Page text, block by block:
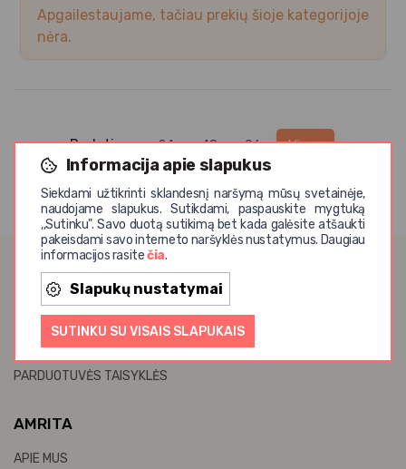
Informacija apie slapukus
Siekdami užtikrinti sklandesnį naršymą mūsų svetainėje,
naudojame slapukus. Sutikdami, paspauskite mygtuką
,,Sutinku". Savo duotą sutikimą bet kada galėsite atšaukti
pakeisdami savo interneto naršyklės nustatymus. Daugiau
informacijos rasitečia.
Slapukų nustatymai
SUTINKU SU VISAIS SLAPUKAIS
Apgailestaujame, tačiau prekių šioje kategorijoje
nėra.
Rodyti po: 24 48 96 Visos
INFORMACIJA
ATSISKAITYMO BŪDAI
PRISTATYMAS
PARDUOTUVĖS TAISYKLĖS
AMRITA
APIE MUS